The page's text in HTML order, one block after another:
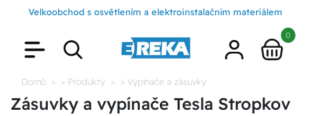
Velkoobchod s osvětlením a elektroinstalačním materiálem
0
Domů > Produkty > Vypínače a zásuvky
Zásuvky a vypínače Tesla Stropkov